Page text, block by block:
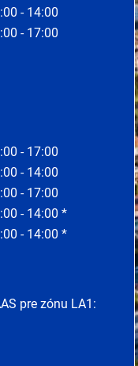
- 14:00
- 17:00
- 17:00
- 14:00
- 17:00
- 14:00 *
- 14:00 *
pre zónu LA1: